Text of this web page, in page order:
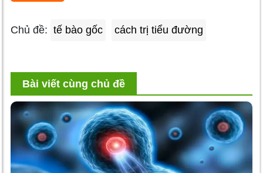
Chủ đề: tế bào gốc cách trị tiểu đường
Bài viết cùng chủ đề